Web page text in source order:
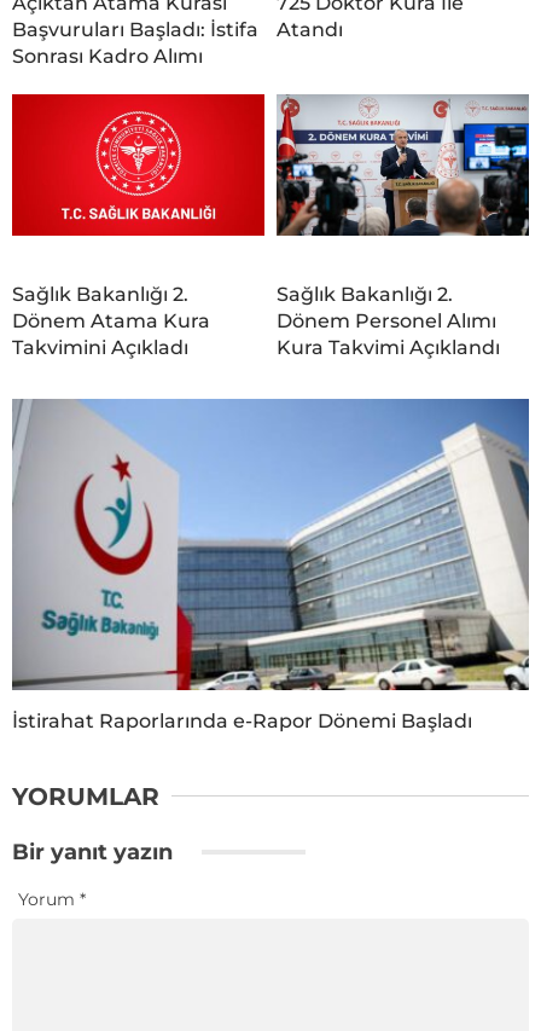
Başvuruları Başladı: İstifa
Sonrası Kadro Alımı
Atandı
Sağlık Bakanlığı 2.
Dönem Atama Kura
Takvimini Açıkladı
Sağlık Bakanlığı 2.
Dönem Personel Alımı
Kura Takvimi Açıklandı
İstirahat Raporlarında e-Rapor Dönemi Başladı
YORUMLAR
Bir yanıt yazın
Yorum *